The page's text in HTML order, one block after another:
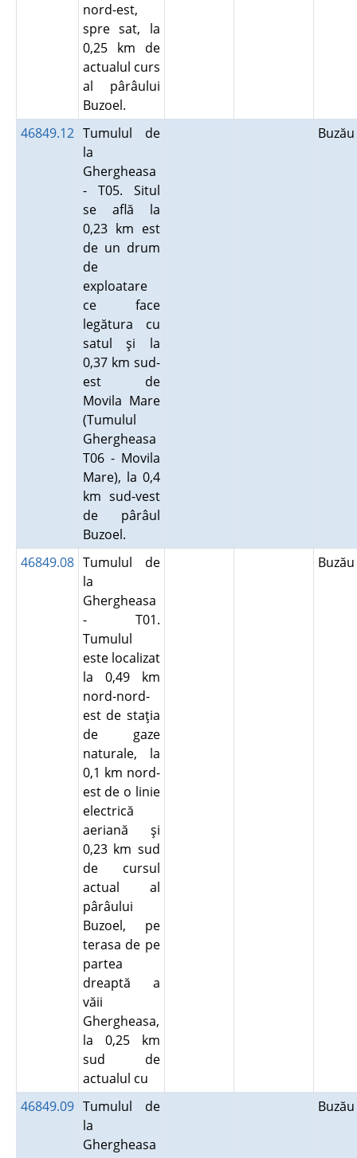
nord-est,
spre sat, la
0,25 km de
actualul curs
al pârâului
Buzoel.
46849.12 Tumulul de
la
Ghergheasa
- T05. Situl
se află la
0,23 km est
de un drum
de
exploatare
ce face
legătura cu
satul şi la
0,37 km sud-
est de
Movila Mare
(Tumulul
Ghergheasa
T06 - Movila
Mare), la 0,4
km sud-vest
de pârâul
Buzoel.
46849.08 Tumulul de
la
Ghergheasa
- T01.
Tumulul
este localizat
la 0,49 km
nord-nord-
est de staţia
de gaze
naturale, la
0,1 km nord-
est de o linie
electrică
aeriană şi
0,23 km sud
de cursul
actual al
pârâului
Buzoel, pe
terasa de pe
partea
dreaptă a
văii
Ghergheasa,
la 0,25 km
sud de
actualul cu
46849.09 Tumulul de
la
Ghergheasa